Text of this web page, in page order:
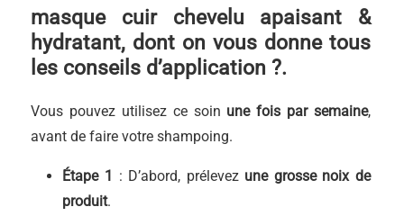
masque cuir chevelu apaisant &
hydratant, dont on vous donne tous
les conseils d’application ?.
Vous pouvez utilisez ce soin une fois par semaine,
avant de faire votre shampoing.
Étape 1 : D’abord, prélevez une grosse noix de
produit.